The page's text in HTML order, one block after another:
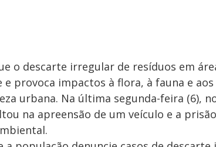
o descarte irregular de resíduos em
provoca impactos à flora, à fauna e
urbana. Na última segunda-feira (6),
na apreensão de um veículo e a